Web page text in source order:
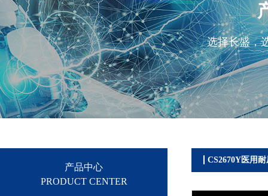
选择长盛，
产品中心
PRODUCT CENTER
CS2670Y医用